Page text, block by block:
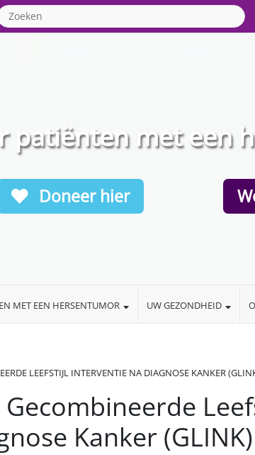
patiënten met een
Doneer hier
MET EEN HERSENTUMOR UW GEZONDHEID
LEEFSTIJL INTERVENTIE NA DIAGNOSE KANKER
Kanker (GLINK)